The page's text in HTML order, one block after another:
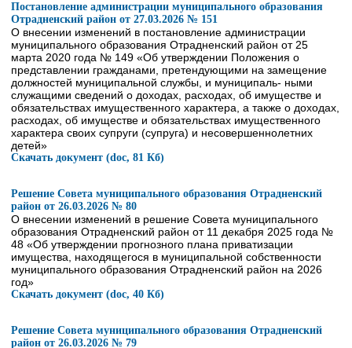
Постановление администрации муниципального образования
Отрадненский район от 27.03.2026 № 151
О внесении изменений в постановление администрации
муниципального образования Отрадненский район от 25
марта 2020 года № 149 «Об утверждении Положения о
представлении гражданами, претендующими на замещение
должностей муниципальной службы, и муниципаль- ными
служащими сведений о доходах, расходах, об имуществе и
обязательствах имущественного характера, а также о доходах,
расходах, об имуществе и обязательствах имущественного
характера своих супруги (супруга) и несовершеннолетних
детей»
Скачать документ (doc, 81 Кб)
Решение Совета муниципального образования Отрадненский
район от 26.03.2026 № 80
О внесении изменений в решение Совета муниципального
образования Отрадненский район от 11 декабря 2025 года №
48 «Об утверждении прогнозного плана приватизации
имущества, находящегося в муниципальной собственности
муниципального образования Отрадненский район на 2026
год»
Скачать документ (doc, 40 Кб)
Решение Совета муниципального образования Отрадненский
район от 26.03.2026 № 79